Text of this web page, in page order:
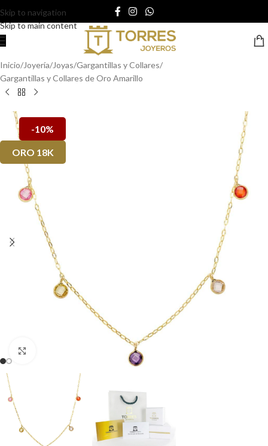
Skip to navigation
Skip to main content
Inicio/Joyería/Joyas/Gargantillas y Collares/
Gargantillas y Collares de Oro Amarillo
-10%
ORO 18K